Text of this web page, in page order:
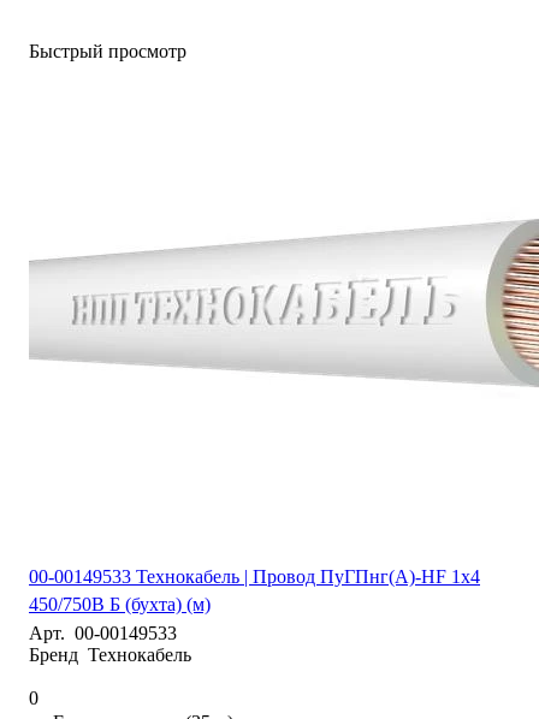
Быстрый просмотр
00-00149533 Технокабель | Провод ПуГПнг(А)-HF 1х4
450/750В Б (бухта) (м)
Арт. 00-00149533
Бренд Технокабель
0